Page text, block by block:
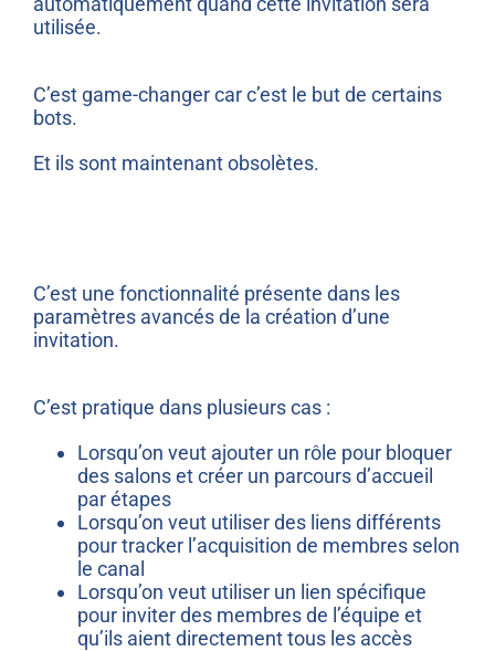
utilisée.
C’est game-changer car c’est le but de certains
bots.
Et ils sont maintenant obsolètes.
C’est une fonctionnalité présente dans les
paramètres avancés de la création d’une
invitation.
C’est pratique dans plusieurs cas :
Lorsqu’on veut ajouter un rôle pour bloquer
des salons et créer un parcours d’accueil
par étapes
Lorsqu’on veut utiliser des liens différents
pour tracker l’acquisition de membres selon
le canal
Lorsqu’on veut utiliser un lien spécifique
pour inviter des membres de l’équipe et
qu’ils aient directement tous les accès